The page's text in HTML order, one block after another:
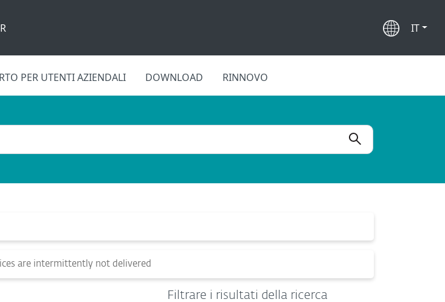
IT
PER UTENTI AZIENDALI DOWNLOAD RINNOVO
are intermittently not delivered
Filtrare i risultati della ricerca